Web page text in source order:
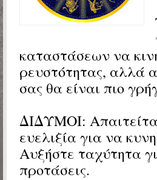
καταστάσεων να
ρευστότητας, αλλά
σας θα είναι πιο
ΔΙΔΥΜΟΙ:
ευελιξία για να
Αυξήστε ταχύτητα
προτάσεις.